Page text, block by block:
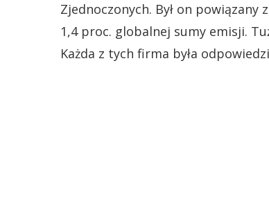
Zjednoczonych. Był on
1,4 proc. globalnej sumy emisji.
Każda z tych firma była